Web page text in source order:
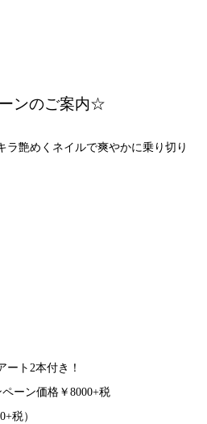
ンのご案内☆
ラ艶めくネイルで爽やかに乗り切り
ト2本付き！
ーン価格￥8000+税
税）